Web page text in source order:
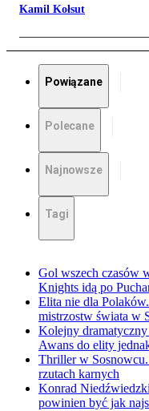
Kamil Kołsut
Powiązane
Polecane
Najnowsze
Tagi
Gol wszech czasów
Knights idą po
Elita nie dla
mistrzostw świata w
Kolejny dramatyczny
Awans do elity
Thriller w
rzutach karnych
Konrad
powinien być jak